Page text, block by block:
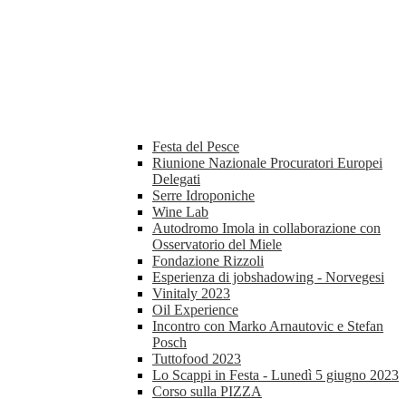
Festa del Pesce
Riunione Nazionale Procuratori Europei
Delegati
Serre Idroponiche
Wine Lab
Autodromo Imola in collaborazione con
Osservatorio del Miele
Fondazione Rizzoli
Esperienza di jobshadowing - Norvegesi
Vinitaly 2023
Oil Experience
Incontro con Marko Arnautovic e Stefan
Posch
Tuttofood 2023
Lo Scappi in Festa - Lunedì 5 giugno 2023
Corso sulla PIZZA